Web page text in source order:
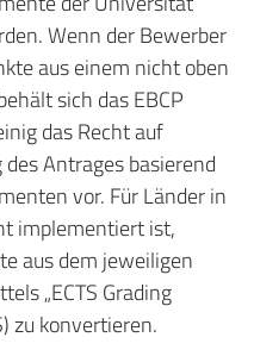
Wenn der Bewerber
aus einem nicht oben
sich das EBCP
das Recht auf
Antrages basierend
vor. Für Länder in
implementiert ist,
aus dem jeweiligen
„ECTS Grading
zu konvertieren.